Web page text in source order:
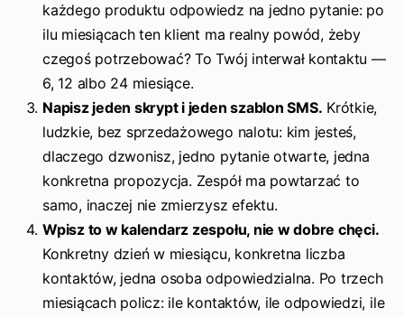
każdego produktu odpowiedz na jedno pytanie: po
ilu miesiącach ten klient ma realny powód, żeby
czegoś potrzebować? To Twój interwał kontaktu —
6, 12 albo 24 miesiące.
Napisz jeden skrypt i jeden szablon SMS. Krótkie,
ludzkie, bez sprzedażowego nalotu: kim jesteś,
dlaczego dzwonisz, jedno pytanie otwarte, jedna
konkretna propozycja. Zespół ma powtarzać to
samo, inaczej nie zmierzysz efektu.
Wpisz to w kalendarz zespołu, nie w dobre chęci.
Konkretny dzień w miesiącu, konkretna liczba
kontaktów, jedna osoba odpowiedzialna. Po trzech
miesiącach policz: ile kontaktów, ile odpowiedzi, ile